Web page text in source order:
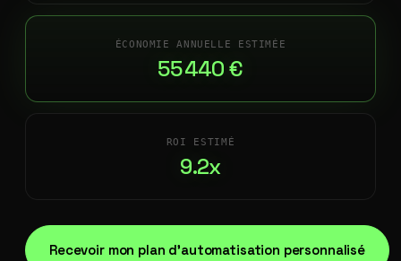
ÉCONOMIE ANNUELLE ESTIMÉE
55 440 €
ROI ESTIMÉ
9.2x
Recevoir mon plan d'automatisation personnalisé